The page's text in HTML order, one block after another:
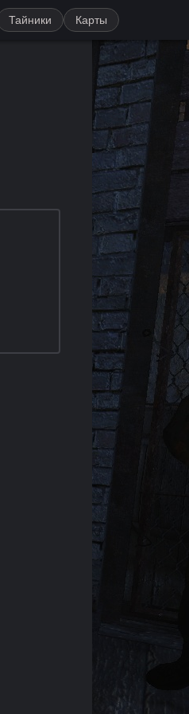
Тайники Карты